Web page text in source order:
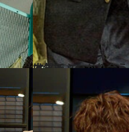
2020.5.24
本気でぶつかり合うふたりの男達 熱い姿が見られるのはブロマンスだけ
カルチャー